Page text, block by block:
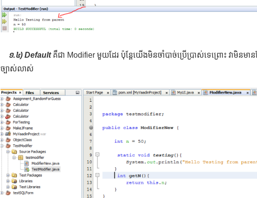
១.៤) Default គឺជា Modifier មួយដែរ ប៉ុន្តែយើងមិនចាំបាច់ប្រើប្រាស់ទេព្រោះ វាមិនមា
ច្បាស់លាស់